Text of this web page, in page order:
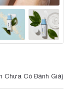
Chưa Có Đánh Giá)